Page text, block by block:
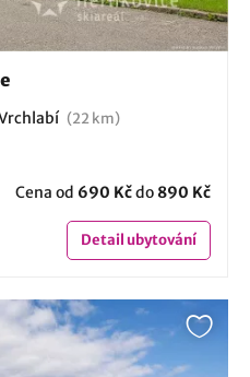
(22 km)
Cena od 690 Kčdo 890 Kč
Detailubytování